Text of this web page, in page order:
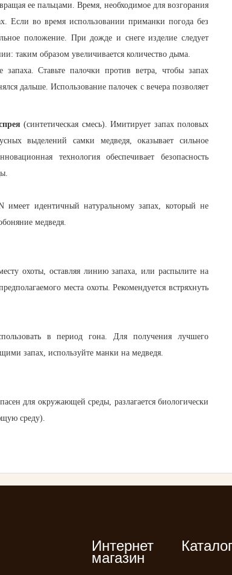
ее пальцами. Время, необходимое для возгорания
Если во время использовании приманки погода без
положение. При дожде и снеге изделие следует
таким образом увеличивается количество дыма.
запаха. Ставьте палочки против ветра, чтобы запах
дальше. Использование палочек с вечера позволяет
(синтетическая смесь). Имитирует запах половых
выделений самки медведя, оказывает сильное
технология обеспечивает безопасность
идентичный натуральному запах, который не
медведя.
охоты, оставляя линию запаха, или распылите на
места охоты. Рекомендуется встряхнуть
в период гона. Для получения лучшего
запах, используйте манки на медведя.
для окружающей среды, разлагается биологически
среду).
Интернет
магазин
Каталог